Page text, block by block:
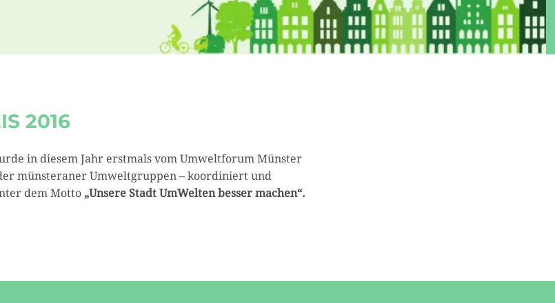
2016
in diesem Jahr erstmals vom Umweltforum Münster
münsteraner Umweltgruppen – koordiniert und
dem Motto „Unsere Stadt UmWelten besser machen“.